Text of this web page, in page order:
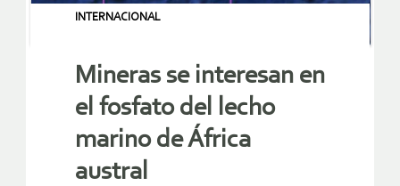
INTERNACIONAL
Mineras se interesan en
el fosfato del lecho
marino de África
austral